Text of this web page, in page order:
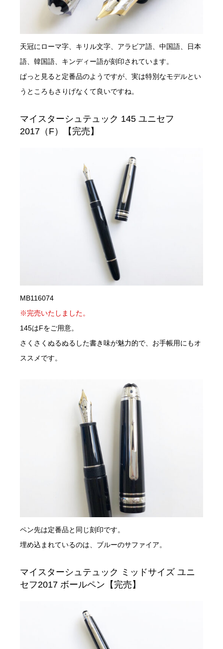
天冠にローマ字、キリル文字、アラビア語、中国語、日本
語、韓国語、キンディー語が刻印されています。
ぱっと見ると定番品のようですが、実は特別なモデルとい
うところもさりげなくて良いですね。
マイスターシュテュック 145 ユニセフ
2017（F）【完売】
MB116074
※完売いたしました。
145はFをご用意。
さくさくぬるぬるした書き味が魅力的で、お手帳用にもオ
ススメです。
ペン先は定番品と同じ刻印です。
埋め込まれているのは、ブルーのサファイア。
マイスターシュテュック ミッドサイズ ユニ
セフ2017 ボールペン【完売】